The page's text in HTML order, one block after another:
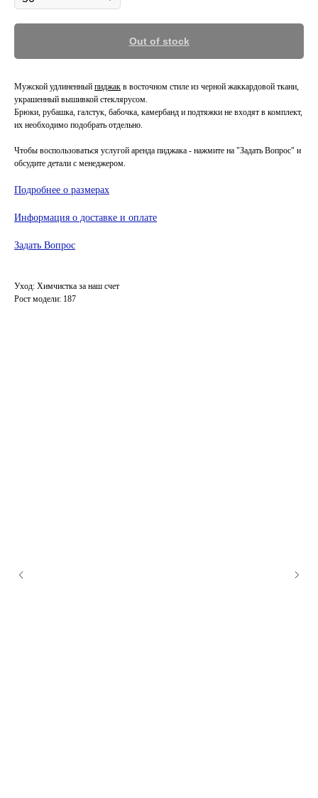
Out of stock
Мужской удлиненный пиджак в восточном стиле из черной жаккардовой ткани,
украшенный вышивкой стеклярусом.
Брюки, рубашка, галстук, бабочка, камербанд и подтяжки не входят в комплект,
их необходимо подобрать отдельно.
Чтобы воспользоваться услугой аренда пиджака - нажмите на "Задать Вопрос" и
обсудите детали с менеджером.
Подробнее о размерах
Информация о доставке и оплате
Задать Вопрос
Уход: Химчистка за наш счет
Рост модели: 187